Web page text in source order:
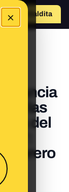
×
Hazte Maldito
Francia
las
del
febrero